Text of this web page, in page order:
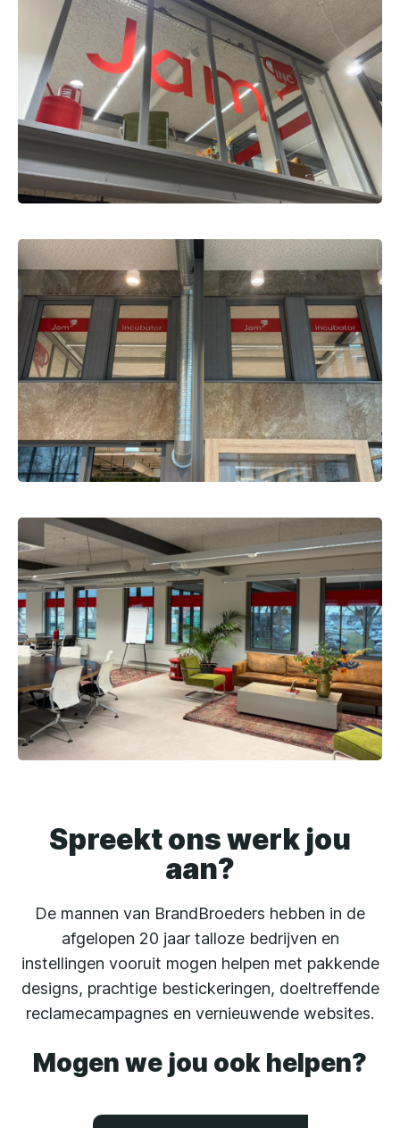
Spreekt ons werk jou
aan?
De mannen van BrandBroeders hebben in de
afgelopen 20 jaar talloze bedrijven en
instellingen vooruit mogen helpen met pakkende
designs, prachtige bestickeringen, doeltreffende
reclamecampagnes en vernieuwende websites.
Mogen we jou ook helpen?